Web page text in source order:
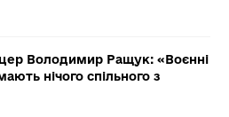
Володимир Ращук: «Воєнні
нічого спільного з